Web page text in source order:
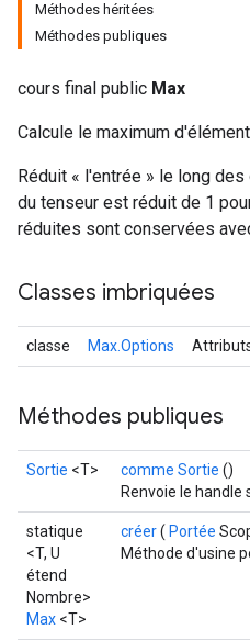
Méthodes héritées
Méthodes publiques
cours final public Max
Calcule le maximum
Réduit « l'entrée » le long
du tenseur est réduit de 1
réduites sont conservées
Classes imbriquées
classe Max.Options
Méthodes publiques
Sortie <T> comme Sortie ()
Renvoie le handle
statique
<T, U
étend
Nombre>
Max <T>
créer( Portée
Méthode d'usine